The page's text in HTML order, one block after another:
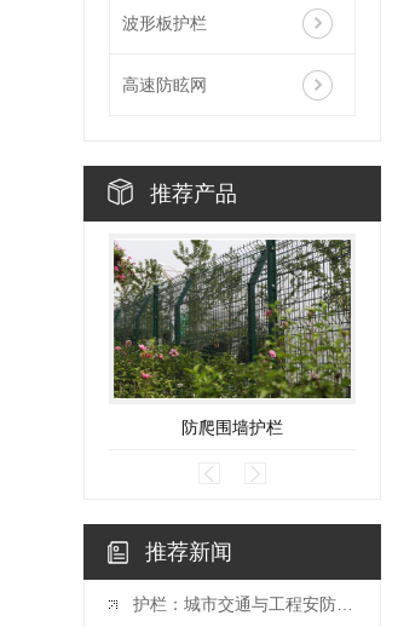
波形板护栏
高速防眩网
推荐产品
防爬围墙护栏
推荐新闻
护栏：城市交通与工程安防的基础防护设施